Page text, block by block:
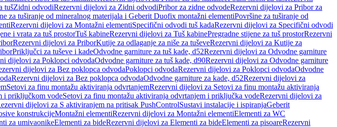
tušZidni odvodiRezervni dijelovi za Zidni odvodiPribor za zidne odvodeRezervni dijelovi za Pribor za
za tuširanje od mineralnog materijala i Geberit Duofix montažni elementiPovršine za tuširanje od
Rezervni dijelovi za Montažni elementiSpecifični odvodi tuš kadaRezervni dijelovi za Specifični odvodi
i vrata za tuš prostorTuš kabineRezervni dijelovi za Tuš kabinePregradne stijene za tuš prostorRezervni
Rezervni dijelovi za PriborKutije za odlaganje za niše za tuševeRezervni dijelovi za Kutije za
Priključci za tuševe i kadeOdvodne garniture za tuš kade, d52Rezervni dijelovi za Odvodne garniture
dijelovi za Poklopci odvodaOdvodne garniture za tuš kade, d90Rezervni dijelovi za Odvodne garniture
dijelovi za Bez poklopca odvodaPoklopci odvodaRezervni dijelovi za Poklopci odvodaOdvodne
Rezervni dijelovi za Bez poklopca odvodaOdvodne garniture za kade, d52Rezervni dijelovi za
Setovi za finu montažu aktiviranja odvrtanjemRezervni dijelovi za Setovi za finu montažu aktiviranja
i priključkom vodeSetovi za finu montažu aktiviranja odvrtanjem i priključka vodeRezervni dijelovi za
dijelovi za S aktiviranjem na pritisak PushControlSustavi instalacije i ispiranjaGeberit
konstrukcijeMontažni elementiRezervni dijelovi za Montažni elementiElementi za WC
za umivaonikeElementi za bideRezervni dijelovi za Elementi za bideElementi za pisoareRezervni